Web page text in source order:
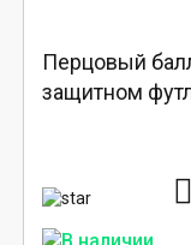
Перцовый
защитном